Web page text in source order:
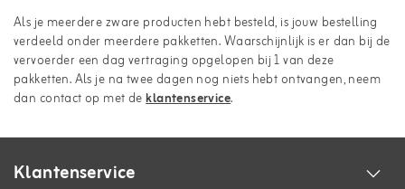
Als je meerdere zware producten hebt besteld, is jouw bestelling
verdeeld onder meerdere pakketten. Waarschijnlijk is er dan bij de
vervoerder een dag vertraging opgelopen bij 1 van deze
pakketten. Als je na twee dagen nog niets hebt ontvangen, neem
dan contact op met deklantenservice.
Klantenservice